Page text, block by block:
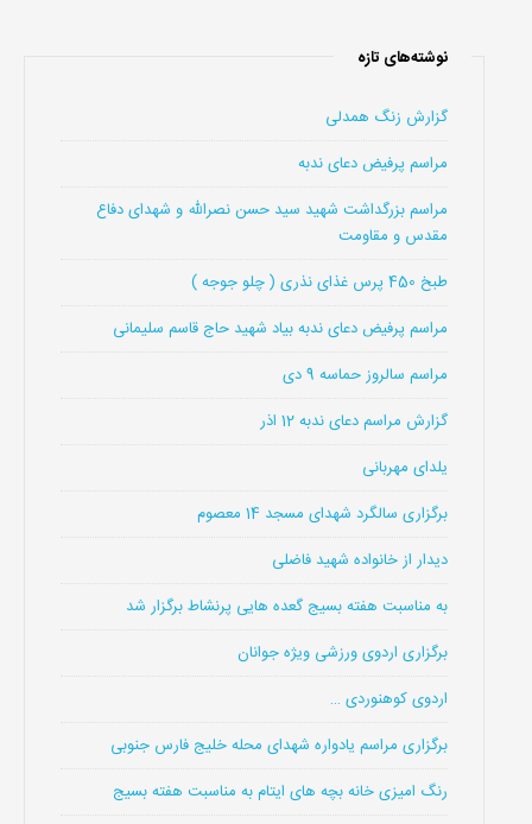
نوشته‌های تازه
گزارش زنگ همدلی
مراسم پرفیض دعای ندبه
مراسم بزرگداشت شهید سید حسن نصرالله و شهدای دفاع
مقدس و مقاومت
طبخ 450 پرس غذای نذری ( چلو جوجه )
مراسم پرفیض دعای ندبه بیاد شهید حاج قاسم سلیمانی
مراسم سالروز حماسه 9 دی
گزارش مراسم دعای ندبه 12 اذر
یلدای مهربانی
برگزاری سالگرد شهدای مسجد 14 معصوم
دیدار از خانواده شهید فاضلی
به مناسبت هفته بسیج گعده هایی پرنشاط برگزار شد
برگزاری اردوی ورزشی ویژه جوانان
اردوی کوهنوردی …
برگزاری مراسم یادواره شهدای محله خلیج فارس جنوبی
رنگ امیزی خانه بچه های ایتام به مناسبت هفته بسیج